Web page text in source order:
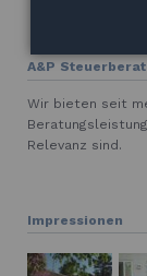
A&P
Wir bieten seit
Relevanz sind.
Impressionen